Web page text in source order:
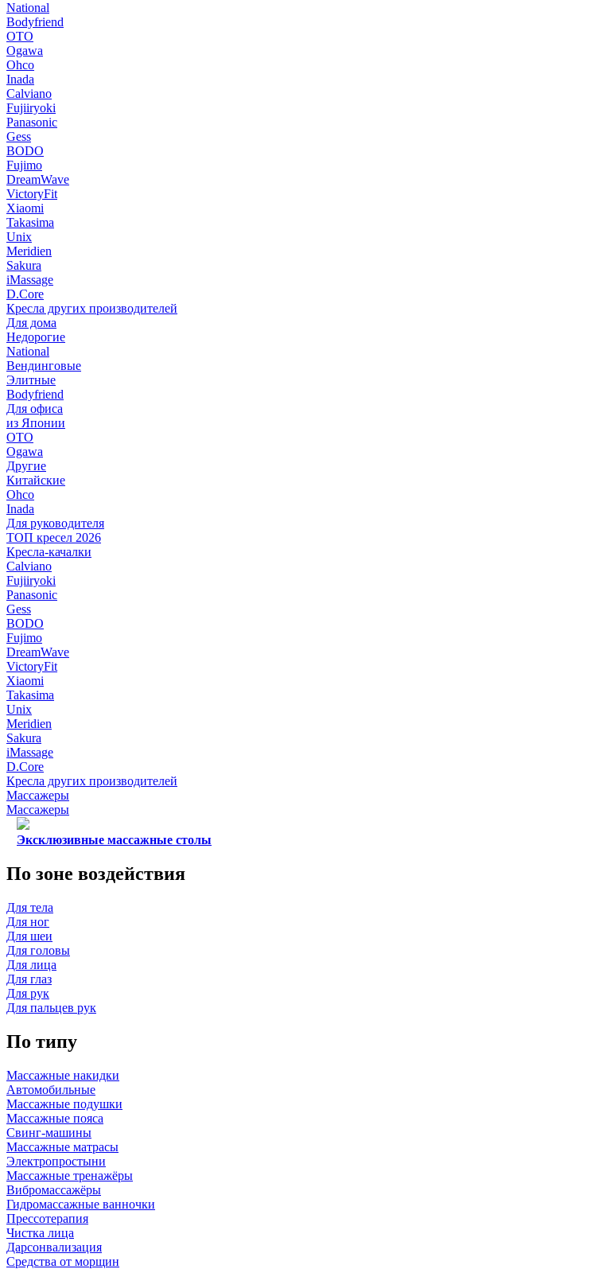
National
Bodyfriend
OTO
Ogawa
Ohco
Inada
Calviano
Fujiiryoki
Panasonic
Gess
BODO
Fujimo
DreamWave
VictoryFit
Xiaomi
Takasima
Unix
Meridien
Sakura
iMassage
D.Core
Кресла других производителей
Для дома
Недорогие
National
Вендинговые
Элитные
Bodyfriend
Для офиса
из Японии
OTO
Ogawa
Другие
Китайские
Ohco
Inada
Для руководителя
ТОП кресел 2026
Кресла-качалки
Calviano
Fujiiryoki
Panasonic
Gess
BODO
Fujimo
DreamWave
VictoryFit
Xiaomi
Takasima
Unix
Meridien
Sakura
iMassage
D.Core
Кресла других производителей
Массажеры
Массажеры
Эксклюзивные массажные столы
По зоне воздействия
Для тела
Для ног
Для шеи
Для головы
Для лица
Для глаз
Для рук
Для пальцев рук
По типу
Массажные накидки
Автомобильные
Массажные подушки
Массажные пояса
Свинг-машины
Массажные матрасы
Электропростыни
Массажные тренажёры
Вибромассажёры
Гидромассажные ванночки
Прессотерапия
Чистка лица
Дарсонвализация
Средства от морщин